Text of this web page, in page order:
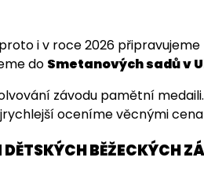
i v roce 2026
do Smetanových sadů v
závodu pamětní
oceníme věcnými
BĚŽECKÝCH